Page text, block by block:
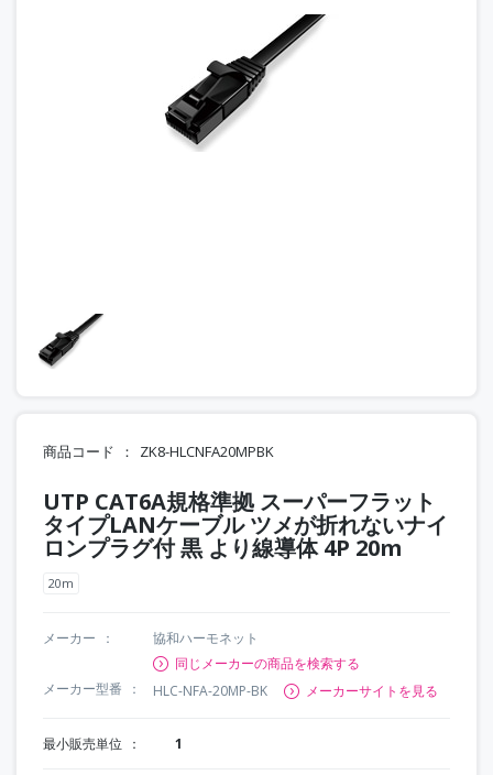
商品コード ZK8-HLCNFA20MPBK
UTP CAT6A規格準拠 スーパーフラット
タイプLANケーブル ツメが折れないナイ
ロンプラグ付 黒 より線導体 4P 20m
20m
メーカー
協和ハーモネット
同じメーカーの商品を検索する
メーカー型番
HLC-NFA-20MP-BK メーカーサイトを見る
最小販売単位 1